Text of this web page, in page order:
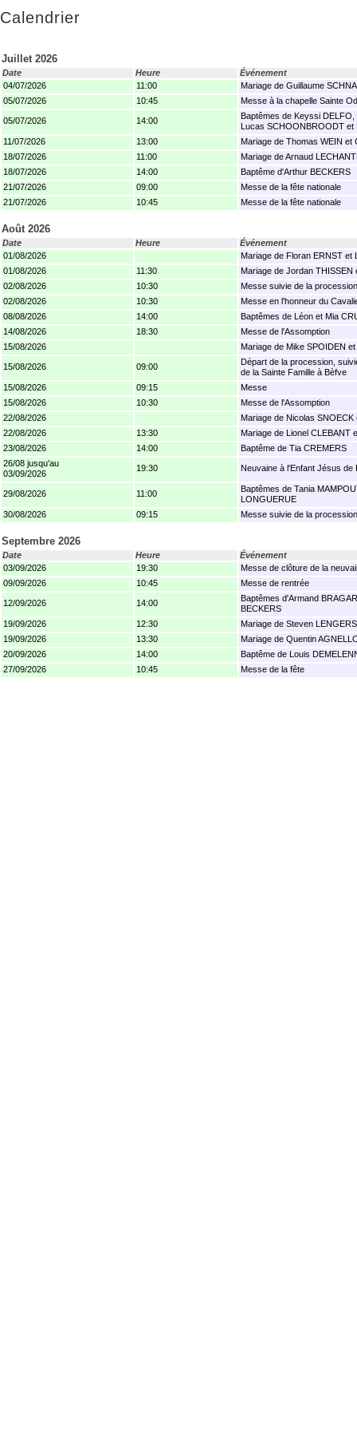
Calendrier
Juillet 2026
Date Heure
Événement
04/07/2026
11:00
Mariage de Guillaume
05/07/2026
10:45 Messe à la chapelle Sainte
05/07/2026 14:00
Baptêmes de Keyssi
Lucas SCHOONBROODT et
11/07/2026
13:00
Mariage de Thomas WEIN et
18/07/2026
11:00
Mariage de Arnaud
18/07/2026
14:00
Baptême d'Arthur BECKERS
21/07/2026
09:00
Messe de la fête nationale
21/07/2026
10:45 Messe de la fête nationale
Août 2026
Date Heure
Événement
01/08/2026
Mariage de Floran ERNST et
01/08/2026
11:30
Mariage de Jordan THISSEN
02/08/2026
10:30
Messe suivie de la procession
02/08/2026
10:30
Messe en l'honneur du
08/08/2026
14:00
Baptêmes de Léon et Mia
14/08/2026
18:30
Messe de l'Assomption
15/08/2026
Mariage de Mike SPOIDEN
15/08/2026 09:00
Départ de la procession,
de la Sainte Famille à Bèfve
15/08/2026
09:15
Messe
15/08/2026
10:30
Messe de l'Assomption
22/08/2026
Mariage de Nicolas SNOECK
22/08/2026
13:30
Mariage de Lionel CLEBANT
23/08/2026
14:00
Baptême de Tia CREMERS
26/08 jusqu'au
03/09/2026
19:30 Neuvaine à l'Enfant Jésus de
29/08/2026 11:00
Baptêmes de Tania
LONGUERUE
30/08/2026
09:15 Messe suivie de la procession
Septembre 2026
Date Heure
Événement
03/09/2026
19:30
Messe de clôture de la
09/09/2026
10:45 Messe de rentrée
12/09/2026 14:00
Baptêmes d'Armand
BECKERS
19/09/2026
12:30
Mariage de Steven
19/09/2026
13:30
Mariage de Quentin
20/09/2026
14:00
Baptême de Louis
27/09/2026
10:45 Messe de la fête